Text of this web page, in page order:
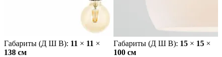
Габариты (Д Ш В): 11 × 11 ×
138 cм
Габариты (Д Ш В): 15 × 15 ×
100 cм